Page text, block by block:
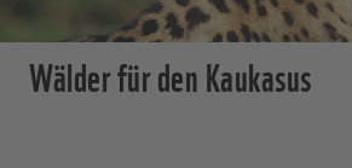
Wälder für den Kaukasus